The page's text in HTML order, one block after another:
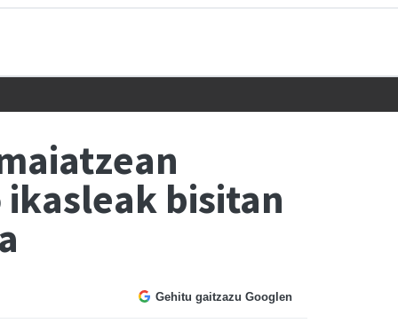
bisitan
Gehitu gaitzazu Googlen